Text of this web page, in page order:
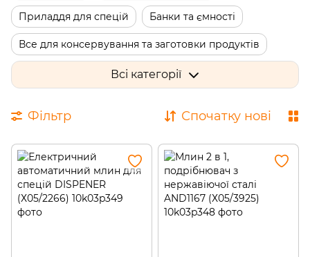
Приладдя для спецій Банки та ємності
Все для консервування та заготовки продуктів
Всі категорії
Фільтр Спочатку нові